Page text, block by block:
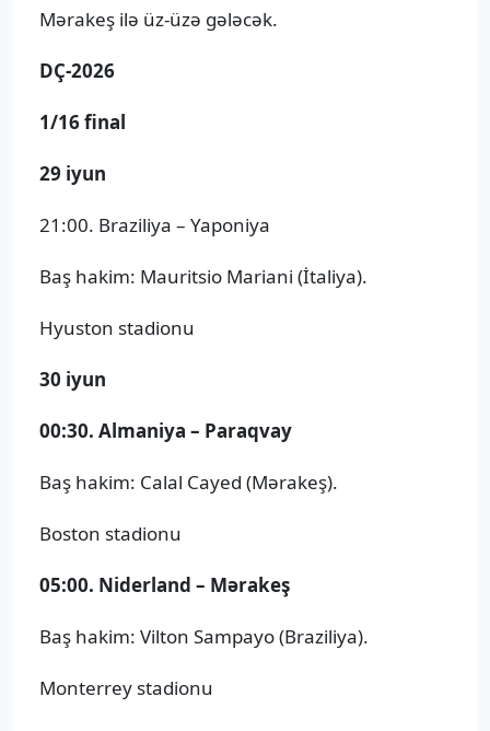
Mərakeş ilə üz-üzə gələcək.
DÇ-2026
1/16 final
29 iyun
21:00. Braziliya – Yaponiya
Baş hakim: Mauritsio Mariani (İtaliya).
Hyuston stadionu
30 iyun
00:30. Almaniya – Paraqvay
Baş hakim: Calal Cayed (Mərakeş).
Boston stadionu
05:00. Niderland – Mərakeş
Baş hakim: Vilton Sampayo (Braziliya).
Monterrey stadionu